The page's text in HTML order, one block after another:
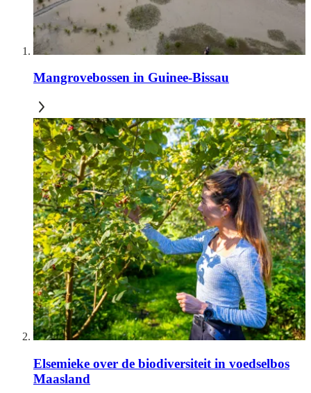
Mangrovebossen in Guinee-Bissau
Elsemieke over de biodiversiteit in voedselbos
Maasland